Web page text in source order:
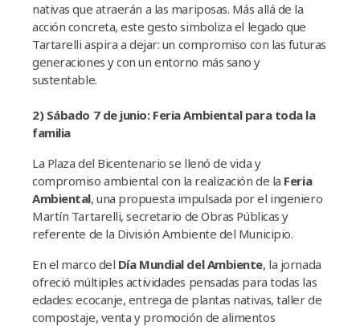
nativas que atraerán a las mariposas. Más allá de la
acción concreta, este gesto simboliza el legado que
Tartarelli aspira a dejar: un compromiso con las futuras
generaciones y con un entorno más sano y
sustentable.
2) Sábado 7 de junio: Feria Ambiental para toda la
familia
La Plaza del Bicentenario se llenó de vida y
compromiso ambiental con la realización de la Feria
Ambiental, una propuesta impulsada por el ingeniero
Martín Tartarelli, secretario de Obras Públicas y
referente de la División Ambiente del Municipio.
En el marco del Día Mundial del Ambiente, la jornada
ofreció múltiples actividades pensadas para todas las
edades: ecocanje, entrega de plantas nativas, taller de
compostaje, venta y promoción de alimentos